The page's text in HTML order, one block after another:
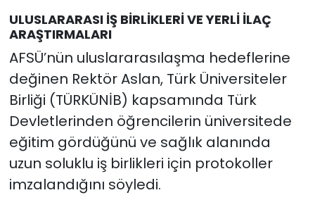
ULUSLARARASI İŞ BİRLİKLERİ VE YERLİ İLAÇ
ARAŞTIRMALARI
AFSÜ’nün uluslararasılaşma hedeflerine
değinen Rektör Aslan, Türk Üniversiteler
Birliği (TÜRKÜNİB) kapsamında Türk
Devletlerinden öğrencilerin üniversitede
eğitim gördüğünü ve sağlık alanında
uzun soluklu iş birlikleri için protokoller
imzalandığını söyledi.